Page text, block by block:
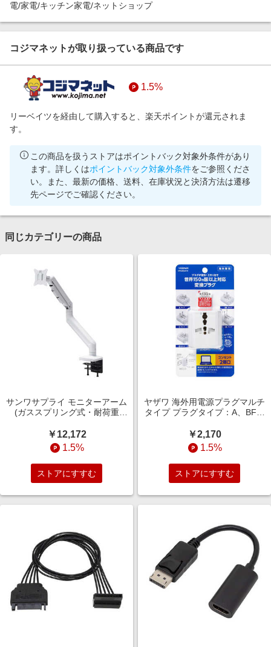
電/家電/キッチン家電/ネットショップ
コジマネットが取り扱っている商品です
1.5%
リーベイツを経由して購入すると、楽天ポイントが還元されま
す。
この商品を扱うストアはポイントバック対象外条件があり
ます。詳しくはポイントバック対象外条件をご参照くださ
い。また、最新の価格、送料、在庫状況と決済方法は遷移
先ページでご確認ください。
同じカテゴリーの商品
サンワサプライ モニターアーム
(ガススプリング式・耐荷重
￥12,172
1.5%
ストアにすすむ
ヤザワ 海外用電源プラグマルチ
タイプ プラグタイプ：A、BF、
HPM8SWH
￥2,170
1.5%
ストアにすすむ